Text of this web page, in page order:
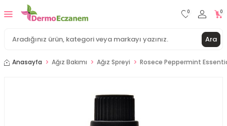
Ara
0 0
Anasayfa Ağız Bakımı Ağız Spreyi Rosece Peppermint